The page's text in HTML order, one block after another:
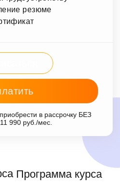
резюме
в рассрочку БЕЗ
990 руб./мес.
Программа курса